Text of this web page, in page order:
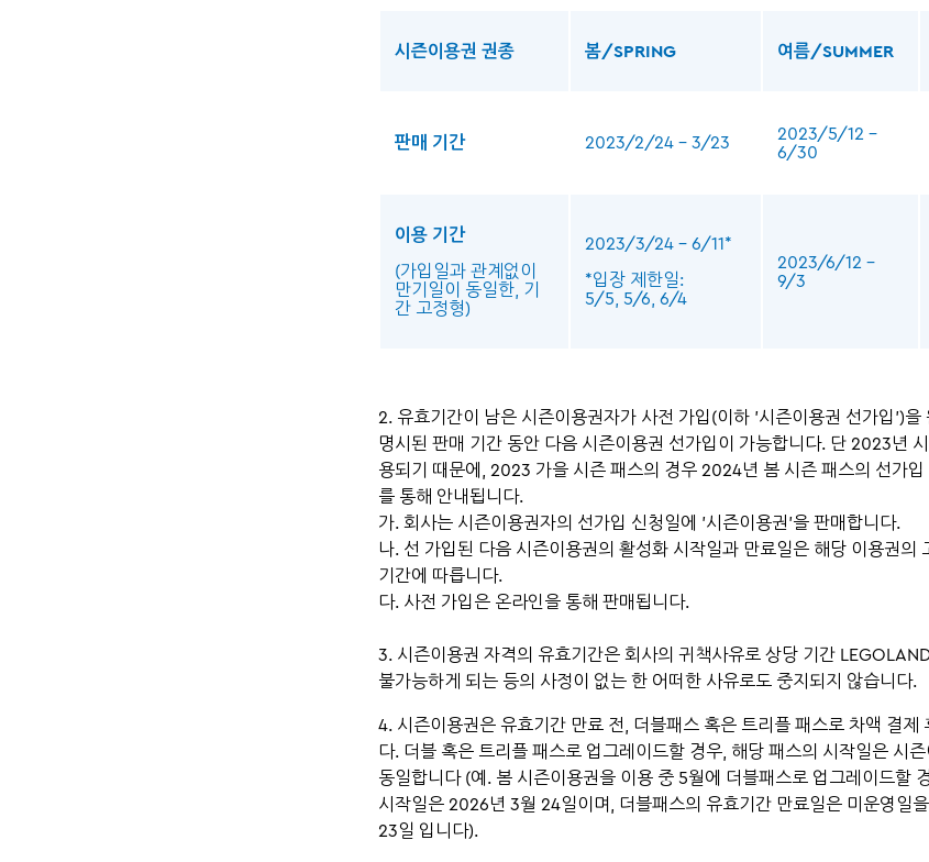
시즌이용권 권종 봄/SPRING 여름/SUMMER
판매 기간 2023/2/24 – 3/23
2023/5/12 –
6/30
이용 기간
(가입일과 관계없이
만기일이 동일한, 기
간 고정형)
2023/3/24 – 6/11*
*입장 제한일:
5/5, 5/6, 6/4
2023/6/12 –
9/3
2. 유효기간이 남은 시즌이용권자가 사전 가입(이하 '시즌이용권 선가입')을
명시된 판매 기간 동안 다음 시즌이용권 선가입이 가능합니다. 단 2023년
용되기 때문에, 2023 가을 시즌 패스의 경우 2024년 봄 시즌 패스의 선가입
를 통해 안내됩니다.
가. 회사는 시즌이용권자의 선가입 신청일에 '시즌이용권'을 판매합니다.
나. 선 가입된 다음 시즌이용권의 활성화 시작일과 만료일은 해당 이용권의
기간에 따릅니다.
다. 사전 가입은 온라인을 통해 판매됩니다.
3. 시즌이용권 자격의 유효기간은 회사의 귀책사유로 상당 기간
불가능하게 되는 등의 사정이 없는 한 어떠한 사유로도 중지되지 않습니다.
4. 시즌이용권은 유효기간 만료 전, 더블패스 혹은 트리플 패스로 차액 결제
다. 더블 혹은 트리플 패스로 업그레이드할 경우, 해당 패스의 시작일은 시
동일합니다 (예. 봄 시즌이용권을 이용 중 5월에 더블패스로 업그레이드할
시작일은 2026년 3월 24일이며, 더블패스의 유효기간 만료일은 미운영일
23일 입니다).